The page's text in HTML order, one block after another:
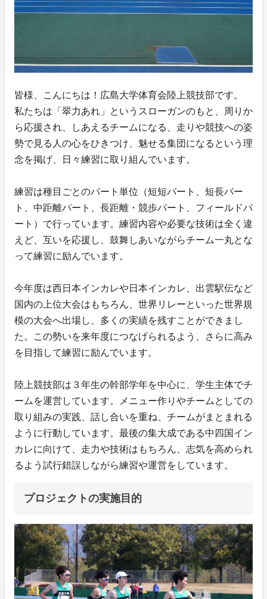
皆様、こんにちは！広島大学体育会陸上競技部です。
私たちは「翠力あれ」というスローガンのもと、周りか
ら応援され、しあえるチームになる、走りや競技への姿
勢で見る人の心をひきつけ、魅せる集団になるという理
念を掲げ、日々練習に取り組んでいます。
練習は種目ごとのパート単位（短短パート、短長パー
ト、中距離パート、長距離・競歩パート、フィールドパ
ート）で行っています。練習内容や必要な技術は全く違
えど、互いを応援し、鼓舞しあいながらチーム一丸とな
って練習に励んでいます。
今年度は西日本インカレや日本インカレ、出雲駅伝など
国内の上位大会はもちろん、世界リレーといった世界規
模の大会へ出場し、多くの実績を残すことができまし
た。この勢いを来年度につなげられるよう、さらに高み
を目指して練習に励んでいます。
陸上競技部は３年生の幹部学年を中心に、学生主体でチ
ームを運営しています。メニュー作りやチームとしての
取り組みの実践、話し合いを重ね、チームがまとまれる
ように行動しています。最後の集大成である中四国イン
カレに向けて、走力や技術はもちろん、志気を高められ
るよう試行錯誤しながら練習や運営をしています。
プロジェクトの実施目的